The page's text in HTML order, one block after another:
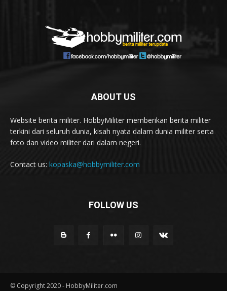
ABOUT US
Website berita militer. HobbyMiliter memberikan berita militer
terkini dari seluruh dunia, kisah nyata dalam dunia militer serta
foto dan video militer dari dalam negeri.
Contact us: kopaska@hobbymiliter.com
FOLLOW US
© Copyright 2020 - HobbyMiliter.com